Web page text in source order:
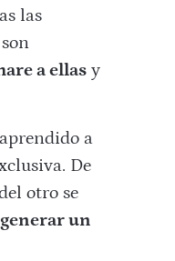
las
a ellasy
a
De
otro se
generar un